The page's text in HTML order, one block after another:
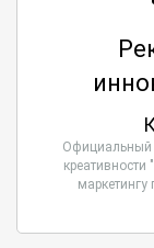
Официальный
креативности